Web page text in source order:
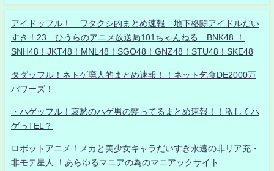
アイドッフル！ ワタクシ的まとめ速報 地下格闘アイドルだい
すき！23 ひうらのアニメ放送局101ちゃんねる BNK48 ！
SNH48！JKT48！MNL48！SGO48！GNZ48！STU48！SKE48
タダッフル！ネトゲ廃人的まとめ速報！！ネット乞食DE2000万
パワーズ！
・ハゲッフル！哀愁のハゲ男の髪ってるまとめ速報！！激しくハ
ゲっTEL？
ロボットアニメ！メカと美少女キャラだいすき永遠の非リア充・
非モテ星人 ！あらゆるマニアの為のマニアックサイト